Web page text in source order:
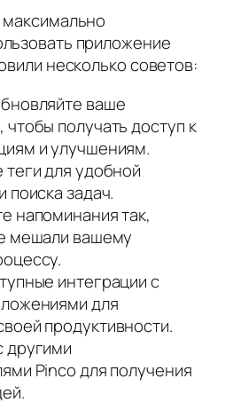
приложение
несколько советов:
ваше
получать доступ к
и улучшениям.
теги для удобной
поиска задач.
напоминания так,
мешали вашему
интеграции с
для
продуктивности.
другими
Pinco для получения